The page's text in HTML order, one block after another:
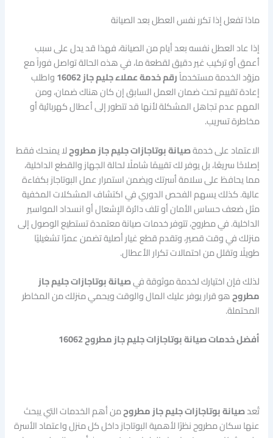
ماذا تفعل إذا تكرر نفس العطل بعد الصيانة
إذا عاد العطل نفسه بعد أيام من الصيانة، فهذا قد يدل على سبب
أعمق أو تركيب غير دقيق لقطعة ما، في هذه الحالة تواصل فوراً مع
مزوّد الخدمة مستخدماًرقم خدمة عملاء جليم جاز 16062
واطلب
إعادة تقييم تحت ضمان العمل السابق إن كان هناك ضمان، ومن
المهم عدم تجاهل المشكلة لأنها قد تتطور إلى أعطال كهربائية أو
مخاطرة تسريب.
الاعتماد على خدمةصيانة بوتاجازات جليم جاز مطروحلا يمنحك فقط
إصلاحًا سريعًا، بل يوفر لك تقييمًا شاملًا لحالة الجهاز والقطع الداخلية،
مما يحافظ على سلامة أسرتك ويضمن استمرار عمل البوتاجاز بكفاءة
عالية. كذلك يسهم الفحص الدوري في اكتشاف المشكلات المخفية
مثل ضعف حساس الأمان أو تلف دائرة الإشعال أو انسداد المواسير
الداخلية. في مطروح، تتوفر خدمات صيانة معتمدة تستطيع الوصول إلى
منزلك في وقت قصير، وتقدم قطع غيار أصلية تضمن عمرًا تشغيليًا
طويلًا وتقلل من احتمالات تكرار الأعطال.
لذلك فإن اختيارك لخدمة موثوقة فيصيانة بوتاجازات جليم جاز
مطروحهو قرار يوفر عليك المال والوقت ويحمي منزلك من المخاطر
المحتملة.
أفضل خدمات صيانة بوتاجازات جليم جاز مطروح 16062
تُعدصيانة بوتاجازات جليم جاز مطروحمن أهم الخدمات التي يبحث
عنها سكان مطروح نظرًا لأهمية البوتاجاز داخل كل منزل واعتماد الأسرة